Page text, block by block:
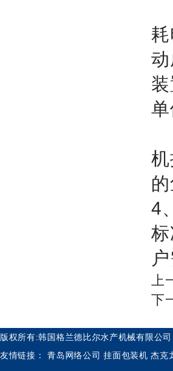
4
上
下
版权所有:韩国格兰德比尔水产机械有限公
友情链接：青岛网络公司 挂面包装机 杰克